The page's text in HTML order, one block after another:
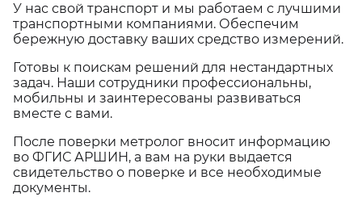
У нас свой транспорт и мы работаем с лучшими
транспортными компаниями. Обеспечим
бережную доставку ваших средство измерений.
Готовы к поискам решений для нестандартных
задач. Наши сотрудники профессиональны,
мобильны и заинтересованы развиваться
вместе с вами.
После поверки метролог вносит информацию
во ФГИС АРШИН, а вам на руки выдается
свидетельство о поверке и все необходимые
документы.